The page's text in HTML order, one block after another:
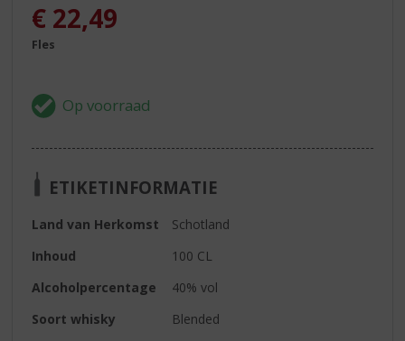
€ 22,49
Fles
ETIKETINFORMATIE
Land van Herkomst
Schotland
Inhoud
100 CL
Alcoholpercentage
40% vol
Soort whisky
Blended